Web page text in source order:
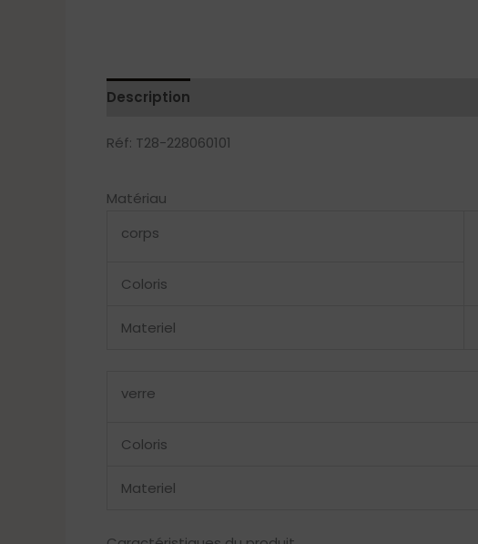
Description
Réf: T28-228060101
Matériau
corps
Coloris
Materiel
verre
Coloris
Materiel